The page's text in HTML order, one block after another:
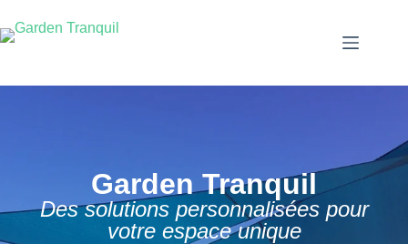
Garden Tranquil
Des solutions personnalisées pour
votre espace unique